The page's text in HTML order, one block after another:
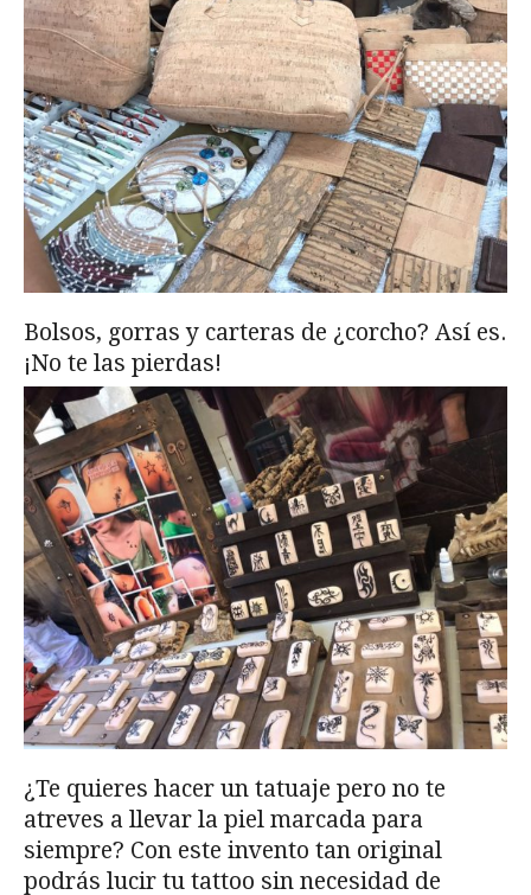
Bolsos, gorras y carteras de ¿corcho? Así es.
¡No te las pierdas!
¿Te quieres hacer un tatuaje pero no te
atreves a llevar la piel marcada para
siempre? Con este invento tan original
podrás lucir tu tattoo sin necesidad de